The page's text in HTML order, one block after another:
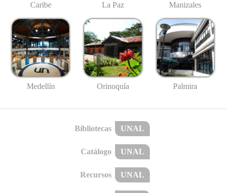
Caribe La Paz Manizales
Medellín Orinoquía Palmira
Bibliotecas UNAL
Catálogo UNAL
Recursos UNAL